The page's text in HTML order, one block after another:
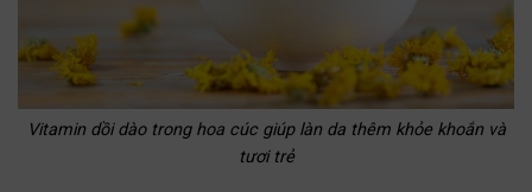
Vitamin dồi dào trong hoa cúc giúp làn da thêm khỏe khoắn và
tươi trẻ